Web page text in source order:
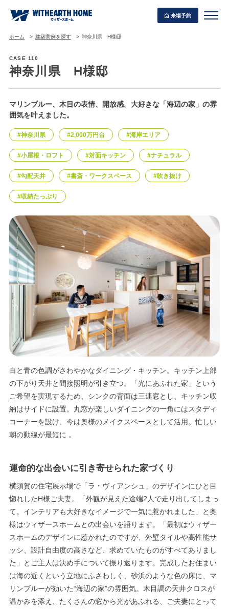
来場予約
WITHEARTH HOME の BEST PLAN
エリア限定商品
ホーム 建築実例を探す 神奈川県 H様邸
CASE 110
神奈川県 H様邸
マリンブルー、木目の表情、開放感。大好きな「海辺の家」の雰
囲気を叶えました。
#神奈川県 #2,000万円台 #海岸エリア
#小屋根・ロフト #対面キッチン #ナチュラル
#勾配天井 #書斎・ワークスペース #吹き抜け
#収納たっぷり
白と青の色調がさわやかなダイニング・キッチン。キッチン上部
の下がり天井と間接照明が引き立つ。「光にあふれた家」という
ご希望を実現するため、シンクの背面は三連窓とし、キッチン収
納はサイドに設置。丸窓が楽しいダイニングの一角にはスタディ
コーナーを設け、今は奥様のメイクスペースとして活用。忙しい
朝の動線が最短に 。
運命的な出会いに引き寄せられた家づくり
横須賀の住宅展示場で「ラ・ヴィアンシュ」のデザインにひと目
惚れしたH様ご夫妻。「外観が見えた途端2人で走り出してしまっ
て。インテリアも大好きなイメージで一気に惹かれました」と奥
様はウィザースホームとの出会いを語ります。「最初はウィザー
スホームのデザインに惹かれたのですが、外壁タイルや高性能サ
ッシ、設計自由度の高さなど、求めていたものがすべてありまし
た」とご主人は決め手について振り返ります。完成したお住まい
は海の近くという立地にふさわしく、砂浜のような色の床に、マ
リンブルーが効いた“海辺の家”の雰囲気。木目調の天井クロスが
温かみを添え、たくさんの窓から光があふれる、ご夫妻にとって